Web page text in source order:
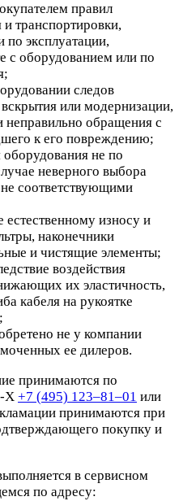
правил
и транспортировки,
по эксплуатации,
с оборудованием или по
следов
или модернизации,
неправильно обращения с
к его повреждению;
оборудования не по
неверного выбора
соответствующими
износу и
наконечники
и чистящие элементы;
воздействия
их эластичность,
кабеля на рукоятке
не у компании
ее дилеров.
принимаются по
X +7 (495) 123–81–01 или
принимаются при
покупку и
в сервисном
по адресу: